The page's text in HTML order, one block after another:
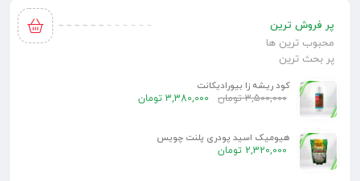
سبد
پر فروش ترین
محبوب ترین ها
پر بحث ترین
کود ریشه زا بیورادیکانت
3,500,000 تومان 3,380,000 تومان
هیومیک اسید پودری پلنت چویس
2,320,000 تومان